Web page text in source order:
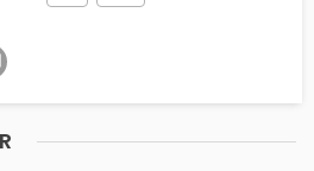
información incorrecta